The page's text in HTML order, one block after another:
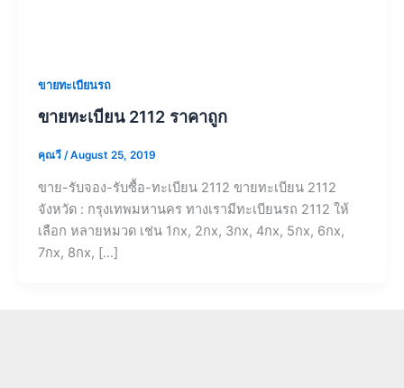
ขายทะเบียนรถ
ขายทะเบียน 2112 ราคาถูก
คุณวี /August 25, 2019
ขาย-รับจอง-รับซื้อ-ทะเบียน 2112 ขายทะเบียน 2112
จังหวัด : กรุงเทพมหานคร ทางเรามีทะเบียนรถ 2112 ให้
เลือก หลายหมวด เช่น 1กx, 2กx, 3กx, 4กx, 5กx, 6กx,
7กx, 8กx, […]